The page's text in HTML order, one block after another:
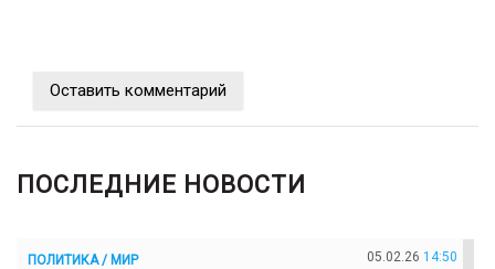
Оставить комментарий
ПОСЛЕДНИЕ НОВОСТИ
ПОЛИТИКА / МИР 05.02.26 14:50